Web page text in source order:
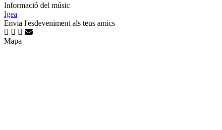
Informació del músic
Igea
Envia l'esdeveniment als teus amics
Mapa